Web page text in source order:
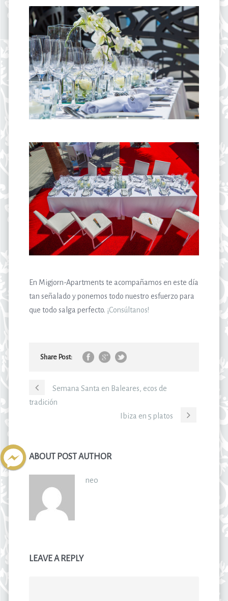
En Migjorn-Apartments te acompañamos en este día
tan señalado y ponemos todo nuestro esfuerzo para
que todo salga perfecto. ¡Consúltanos!
Share Post:
Semana Santa en Baleares, ecos de
tradición
Ibiza en 5 platos
ABOUT POST AUTHOR
neo
LEAVE A REPLY